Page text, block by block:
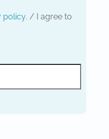
policy. / I agree to